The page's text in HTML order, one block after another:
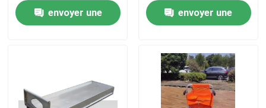
envoyer une envoyer une